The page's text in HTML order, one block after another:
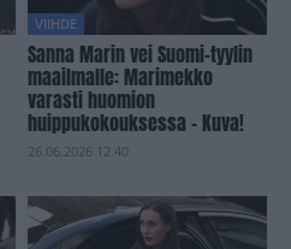
VIIHDE
Sanna Marin vei Suomi-tyylin
maailmalle: Marimekko
varasti huomion
huippukokouksessa – Kuva!
26.06.2026 12.40